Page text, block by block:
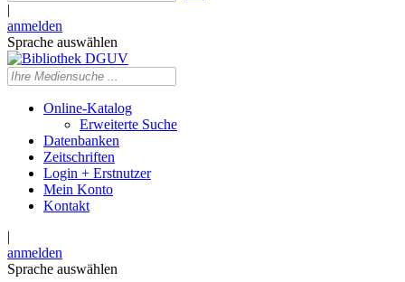
|
anmelden
Sprache auswählen
Online-Katalog
Erweiterte Suche
Datenbanken
Zeitschriften
Login + Erstnutzer
Mein Konto
Kontakt
|
anmelden
Sprache auswählen